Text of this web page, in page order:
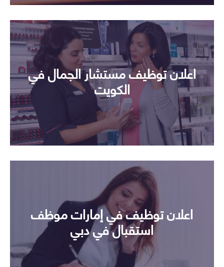
اعلان توظيف مستشار الجمال في
الكويت
اعلان توظيف في إمارات موظف
استقبال في دبي